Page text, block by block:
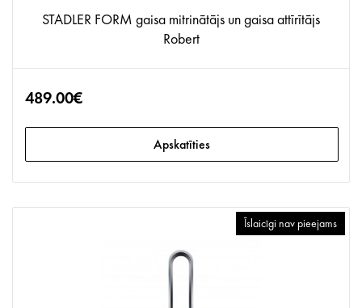
STADLER FORM gaisa mitrinātājs un gaisa attīrītājs
Robert
489.00€
Apskatīties
Īslaicīgi nav pieejams